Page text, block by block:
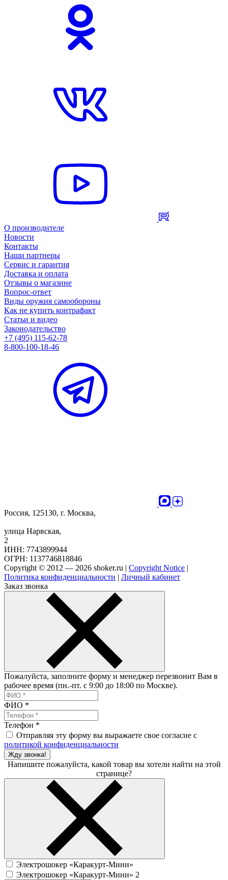
О производителе
Новости
Контакты
Наши партнеры
Сервис и гарантия
Доставка и оплата
Отзывы о магазине
Вопрос-ответ
Виды оружия самообороны
Как не купить контрафакт
Статьи и видео
Законодательство
+7 (495) 115-62-78
8-800-100-18-46
Россия, 125130, г. Москва,
улица Нарвская,
2
ИНН: 7743899944
ОГРН: 1137746818846
Copyright © 2012 — 2026 shoker.ru | Copyright Notice |
Политика конфиденциальности | Личный кабинет
Заказ звонка
Пожалуйста, заполните форму и менеджер перезвонит Вам в
рабочее время (пн.-пт. с 9:00 до 18:00 по Москве).
ФИО *
Телефон *
Отправляя эту форму вы выражаете свое согласие с
политикой конфиденциальности
Жду звонка!
Напишите пожалуйста, какой товар вы хотели найти на этой
странице?
Электрошокер «Каракурт-Мини»
Электрошокер «Каракурт-Мини» 2